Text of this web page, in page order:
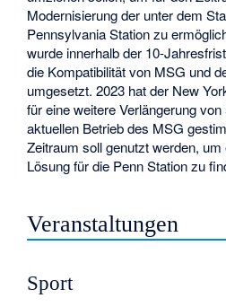
Modernisierung der unter dem
Pennsylvania Station zu
wurde innerhalb der 10-
die Kompatibilität von MSG und
umgesetzt. 2023 hat der New
für eine weitere Verlängerung
aktuellen Betrieb des MSG
Zeitraum soll genutzt werden, um
Lösung für die Penn Station zu
Veranstaltungen
Sport